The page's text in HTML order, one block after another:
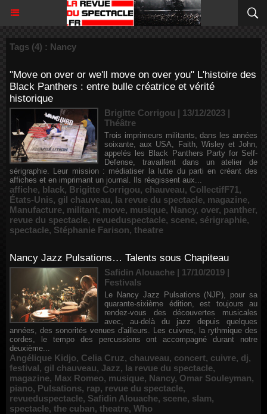
Tags (4) : Nancy
"Move on over or we'll move on over you" L'histoire des
Black Panthers : entre bulle créatrice et vérité
historique
Brigitte Corrigou | 13/12/2023 |
Théâtre
Trois imprimeurs militants, dans les années
soixante, aux USA, Faith, Wisley et John,
appelés les Black Panthers Party for Self-
Defense, travaillent dans un atelier de
sérigraphie. Leur mission : médiatiser la lutte du parti en créant des
affiches et en imprimant un journal. Ils réagissent aux...
affiche, black, Brigitte Corrigou, chauveau, CollectifF71,
États-Unis, gil chauveau, la revue du spectacle, magazine,
Manufacture, militant, move, musique, Nancy, over, panther,
revue du spectacle, revueduspectacle, scene, sérigraphie,
spectacle, Stéphanie Farison, theatre
Nancy Jazz Pulsations… Talents sous Chapiteau
Safidin Alouache | 17/10/2019 |
Festivals
Le Nancy Jazz Pulsations (NJP), pour sa
quarante-sixième édition, est toujours au
rendez-vous des découvertes musicales
avec, au-delà du jazz depuis quelques
années, des sonorités venues d'ailleurs. Les cuivres, la rythmique des
cordes, le tempo des percussions ont accompagné durant notre
deuxième...
Angélique Kidjo, Celia Cruz, chauveau, concert, cuivre, dj,
festival, gil chauveau, Jazz, la revue du spectacle,
magazine, Max Romeo, musique, Nancy, Omar Souleyman,
piano, Pulsations, rap, revue du spectacle,
revueduspectacle, Safidin Alouache, scene, slam,
spectacle, the cuban, theatre, Who